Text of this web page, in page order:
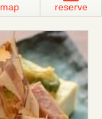
map reserve